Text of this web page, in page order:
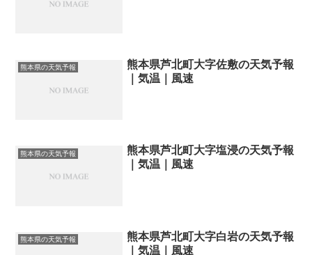
熊本県の天気予報
熊本県芦北町大字佐敷の天気予報
｜気温｜風速
熊本県の天気予報
熊本県芦北町大字塩浸の天気予報
｜気温｜風速
熊本県の天気予報
熊本県芦北町大字白岩の天気予報
｜気温｜風速